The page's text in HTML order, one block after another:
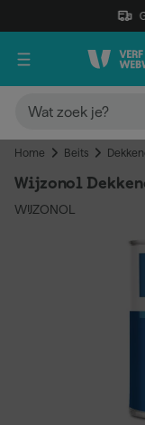
Home Beits
Wijzonol
WIJZONOL